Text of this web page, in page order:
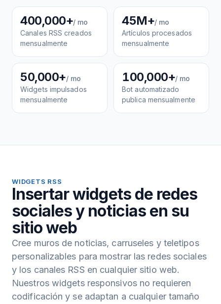
400,000+/ mo
Canales RSS creados
mensualmente
45M+/ mo
Artículos procesados
mensualmente
50,000+/ mo
Widgets impulsados
mensualmente
100,000+/ mo
Bot automatizado
publica mensualmente
WIDGETS RSS
Insertar widgets de redes
sociales y noticias en su
sitio web
Cree muros de noticias, carruseles y teletipos
personalizables para mostrar las redes sociales
y los canales RSS en cualquier sitio web.
Nuestros widgets responsivos no requieren
codificación y se adaptan a cualquier tamaño